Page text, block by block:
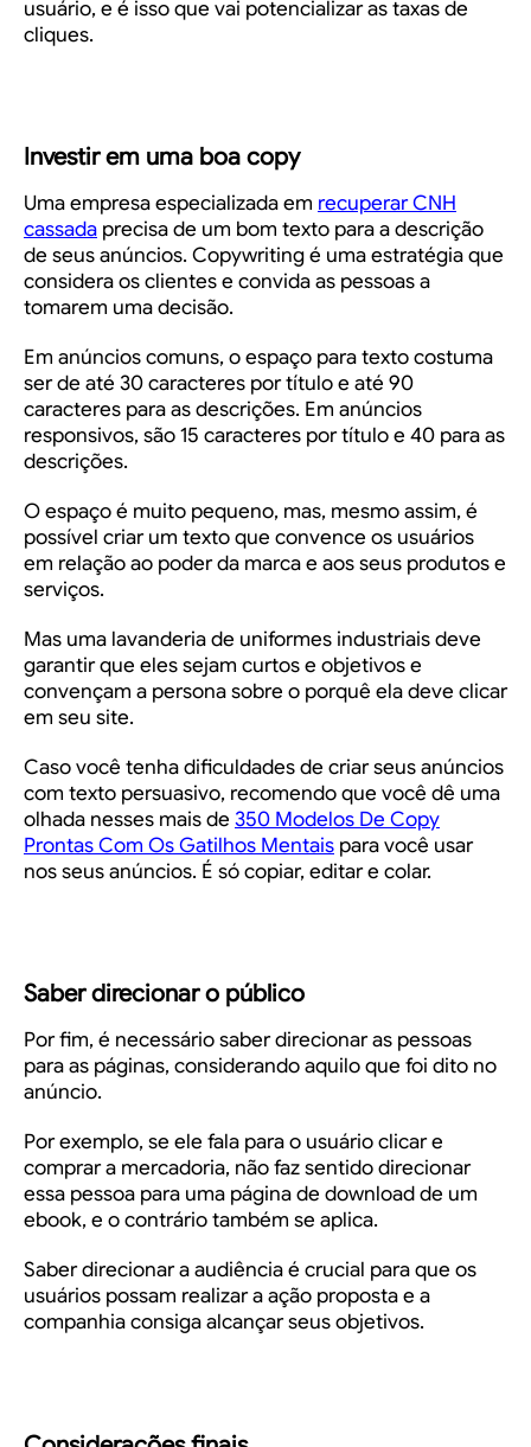
usuário, e é isso que vai potencializar as taxas de
cliques.
Investir em uma boa copy
Uma empresa especializada em recuperar CNH
cassada precisa de um bom texto para a descrição
de seus anúncios. Copywriting é uma estratégia que
considera os clientes e convida as pessoas a
tomarem uma decisão.
Em anúncios comuns, o espaço para texto costuma
ser de até 30 caracteres por título e até 90
caracteres para as descrições. Em anúncios
responsivos, são 15 caracteres por título e 40 para as
descrições.
O espaço é muito pequeno, mas, mesmo assim, é
possível criar um texto que convence os usuários
em relação ao poder da marca e aos seus produtos e
serviços.
Mas uma lavanderia de uniformes industriaisdeve
garantir que eles sejam curtos e objetivos e
convençam a persona sobre o porquê ela deve clicar
em seu site.
Caso você tenha dificuldades de criar seus anúncios
com texto persuasivo, recomendo que você dê uma
olhada nesses mais de 350 Modelos De Copy
Prontas Com Os Gatilhos Mentais para você usar
nos seus anúncios. É só copiar, editar e colar.
Saber direcionar o público
Por fim, é necessário saber direcionar as pessoas
para as páginas, considerando aquilo que foi dito no
anúncio.
Por exemplo, se ele fala para o usuário clicar e
comprar a mercadoria, não faz sentido direcionar
essa pessoa para uma página de download de um
ebook, e o contrário também se aplica.
Saber direcionar a audiência é crucial para que os
usuários possam realizar a ação proposta e a
companhia consiga alcançar seus objetivos.